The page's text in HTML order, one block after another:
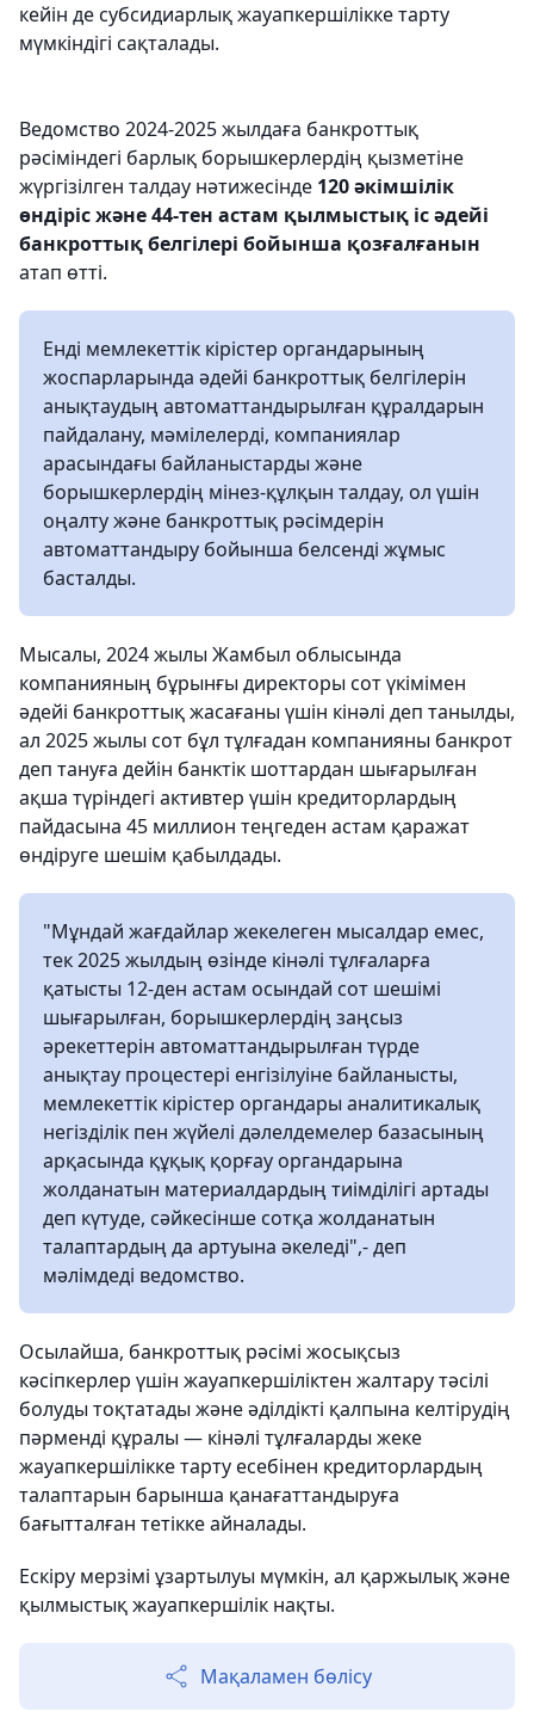
кейін де субсидиарлық жауапкершілікке тарту
мүмкіндігі сақталады.
Ведомство 2024-2025 жылдаға банкроттық
рәсіміндегі барлық борышкерлердің қызметіне
жүргізілген талдау нәтижесінде 120 әкімшілік
өндіріс және 44-тен астам қылмыстық іс әдейі
банкроттық белгілері бойынша қозғалғанын
атап өтті.
Енді мемлекеттік кірістер органдарының
жоспарларында әдейі банкроттық белгілерін
анықтаудың автоматтандырылған құралдарын
пайдалану, мәмілелерді, компаниялар
арасындағы байланыстарды және
борышкерлердің мінез-құлқын талдау, ол үшін
оңалту және банкроттық рәсімдерін
автоматтандыру бойынша белсенді жұмыс
басталды.
Мысалы, 2024 жылы Жамбыл облысында
компанияның бұрынғы директоры сот үкімімен
әдейі банкроттық жасағаны үшін кінәлі деп танылды,
ал 2025 жылы сот бұл тұлғадан компанияны банкрот
деп тануға дейін банктік шоттардан шығарылған
ақша түріндегі активтер үшін кредиторлардың
пайдасына 45 миллион теңгеден астам қаражат
өндіруге шешім қабылдады.
"Мұндай жағдайлар жекелеген мысалдар емес,
тек 2025 жылдың өзінде кінәлі тұлғаларға
қатысты 12-ден астам осындай сот шешімі
шығарылған, борышкерлердің заңсыз
әрекеттерін автоматтандырылған түрде
анықтау процестері енгізілуіне байланысты,
мемлекеттік кірістер органдары аналитикалық
негізділік пен жүйелі дәлелдемелер базасының
арқасында құқық қорғау органдарына
жолданатын материалдардың тиімділігі артады
деп күтуде, сәйкесінше сотқа жолданатын
талаптардың да артуына әкеледі",- деп
мәлімдеді ведомство.
Осылайша, банкроттық рәсімі жосықсыз
кәсіпкерлер үшін жауапкершіліктен жалтару тәсілі
болуды тоқтатады және әділдікті қалпына келтірудің
пәрменді құралы — кінәлі тұлғаларды жеке
жауапкершілікке тарту есебінен кредиторлардың
талаптарын барынша қанағаттандыруға
бағытталған тетікке айналады.
Ескіру мерзімі ұзартылуы мүмкін, ал қаржылық және
қылмыстық жауапкершілік нақты.
Мақаламен бөлісу